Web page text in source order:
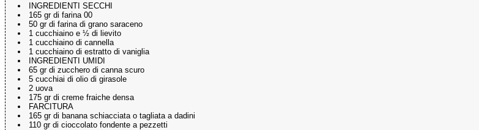
INGREDIENTI SECCHI
165 gr di farina 00
50 gr di farina di grano saraceno
1 cucchiaino e ½ di lievito
1 cucchiaino di cannella
1 cucchiaino di estratto di vaniglia
INGREDIENTI UMIDI
65 gr di zucchero di canna scuro
5 cucchiai di olio di girasole
2 uova
175 gr di creme fraiche densa
FARCITURA
165 gr di banana schiacciata o tagliata a dadini
110 gr di cioccolato fondente a pezzetti